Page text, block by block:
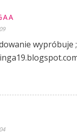
wypróbuje